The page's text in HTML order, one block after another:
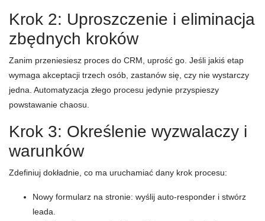
Krok 2: Uproszczenie i eliminacja
zbędnych kroków
Zanim przeniesiesz proces do CRM, uprość go. Jeśli jakiś etap
wymaga akceptacji trzech osób, zastanów się, czy nie wystarczy
jedna. Automatyzacja złego procesu jedynie przyspieszy
powstawanie chaosu.
Krok 3: Określenie wyzwalaczy i
warunków
Zdefiniuj dokładnie, co ma uruchamiać dany krok procesu:
Nowy formularz na stronie: wyślij auto-responder i stwórz
leada.